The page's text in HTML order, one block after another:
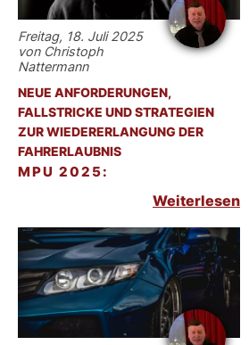
Freitag, 18. Juli 2025
von Christoph
Nattermann
NEUE ANFORDERUNGEN,
FALLSTRICKE UND STRATEGIEN
ZUR WIEDERERLANGUNG DER
FAHRERLAUBNIS
MPU 2025:
Weiterlesen